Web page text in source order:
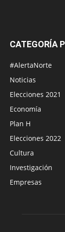
CATEGORÍA
#AlertaNorte
Noticias
Elecciones 2021
Economía
Plan H
Elecciones 2022
Cultura
Investigación
Empresas